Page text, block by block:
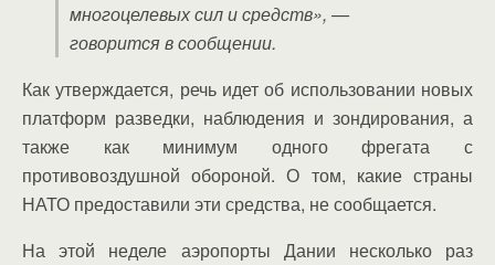
многоцелевых сил и средств», —
говорится в сообщении.
Как утверждается, речь идет об использовании новых
платформ разведки, наблюдения и зондирования, а
также как минимум одного фрегата с
противовоздушной обороной. О том, какие страны
НАТО предоставили эти средства, не сообщается.
На этой неделе аэропорты Дании несколько раз